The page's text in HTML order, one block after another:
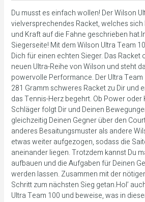
Du musst es einfach wollen! Der Wilson
vielversprechendes Racket, welches
und Kraft auf die Fahne geschrieben
Siegerseite! Mit dem Wilson Ultra Team
Dich für einen echten Sieger. Das Racket
neuen Ultra-Reihe von Wilson und steht
powervolle Performance. Der Ultra
281 Gramm schweres Racket zu Dir und
das Tennis-Herz begehrt. Ob Power
Schläger folgt Dir und Deinen
gleichzeitig Deinen Gegner über den
anderes Besaitungsmuster als andere
etwas weiter aufgezogen, sodass die
aneinander liegen. Trotzdem kannst Du
aufbauen und die Aufgaben für Deinen
werden lassen. Zusammen mit der
Schritt zum nächsten Sieg getan.Hol’
Ultra Team 100 und beweise, was in